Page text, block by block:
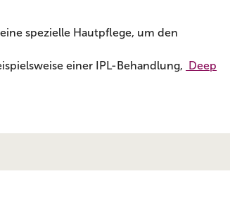
spezielle Hautpflege, um den
einer IPL-Behandlung, Deep